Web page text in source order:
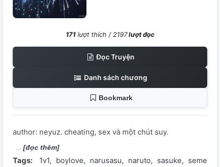
171lượt thích /2197lượt đọc
Đọc Truyện
Danh sách chương
Bookmark
author: neyuz. cheating, sex và một chút suy.
[đọc thêm]
Tags: 1v1 boylove narusasu naruto sasuke seme